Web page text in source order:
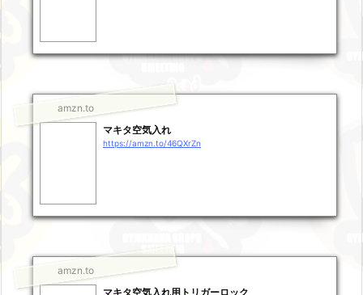
amzn.to
マキタ空気入れ
https://amzn.to/46QXrZn
amzn.to
マキタ空気入れ用トリガーロック